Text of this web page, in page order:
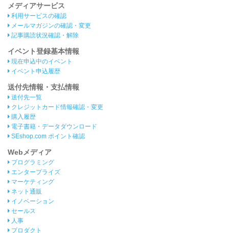
メディアサービス
利用サービスの確認
メールマガジンの確認・変更
記事購読状況確認・解除
イベント登録基本情報
現在申込中のイベント
イベント申込履歴
送付先情報・支払情報
送付先一覧
クレジットカード情報確認・変更
購入履歴
電子書籍・データダウンロード
SEshop.com ポイント確認
Webメディア
プログラミング
エンタープライズ
マーケティング
ネット通販
イノベーション
セールス
人事
プロダクト